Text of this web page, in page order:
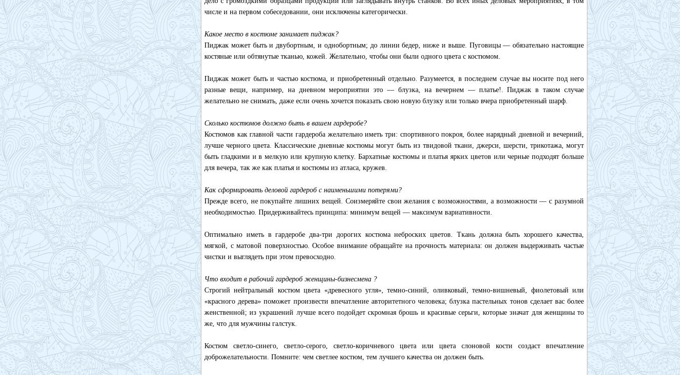
числе и на первом собеседовании, они исключены категорически.
Какое место в костюме занимает пиджак?
Пиджак может быть и двубортным, и однобортным; до линии бедер, ниже и выше. Пуговицы — обязательно настоящие
костяные или обтянутые тканью, кожей. Желательно, чтобы они были одного цвета с костюмом.
Пиджак может быть и частью костюма, и приобретенный отдельно. Разумеется, в последнем случае вы носите под него
разные вещи, например, на дневном мероприятии это — блузка, на вечернем — платье!. Пиджак в таком случае
желательно не снимать, даже если очень хочется показать свою новую блузку или только вчера приобретенный шарф.
Сколько костюмов должно быть в вашем гардеробе?
Костюмов как главной части гардероба желательно иметь три: спортивного покроя, более нарядный дневной и вечерний,
лучше черного цвета. Классические дневные костюмы могут быть из твидовой ткани, джерси, шерсти, трикотажа, могут
быть гладкими и в мелкую или крупную клетку. Бархатные костюмы и платья ярких цветов или черные подходят больше
для вечера, так же как платья и костюмы из атласа, кружев.
Как сформировать деловой гардероб с наименьшими потерями?
Прежде всего, не покупайте лишних вещей. Соизмеряйте свои желания с возможностями, а возможности — с разумной
необходимостью. Придерживайтесь принципа: минимум вещей — максимум вариативности.
Оптимально иметь в гардеробе два-три дорогих костюма неброских цветов. Ткань должна быть хорошего качества,
мягкой, с матовой поверхностью. Особое внимание обращайте на прочность материала: он должен выдерживать частые
чистки и выглядеть при этом превосходно.
Что входит в рабочий гардероб женщины-бизнесмена ?
Строгий нейтральный костюм цвета «древесного угля», темно-синий, оливковый, темно-вишневый, фиолетовый или
«красного дерева» поможет произвести впечатление авторитетного человека; блузка пастельных тонов сделает вас более
женственной; из украшений лучше всего подойдет скромная брошь и красивые серьги, которые значат для женщины то
же, что для мужчины галстук.
Костюм светло-синего, светло-серого, светло-коричневого цвета или цвета слоновой кости создаст впечатление
доброжелательности. Помните: чем светлее костюм, тем лучшего качества он должен быть.